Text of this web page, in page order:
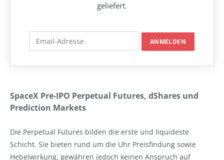
geliefert.
SpaceX Pre-IPO Perpetual Futures, dShares und
Prediction Markets
Die Perpetual Futures bilden die erste und liquideste
Schicht. Sie bieten rund um die Uhr Preisfindung sowie
Hebelwirkung, gewähren jedoch keinen Anspruch auf